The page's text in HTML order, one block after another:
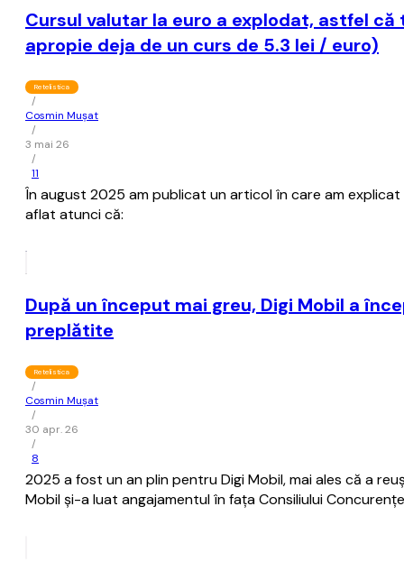
Cursul valutar la euro a explodat, astfel
apropie deja de un curs de 5.3 lei / euro)
Retelistica
/
Cosmin Mușat
/
3 mai 26
/
11
În august 2025 am publicat un articol în care am
aflat atunci că:
După un început mai greu, Digi Mobil a
preplătite
Retelistica
/
Cosmin Mușat
/
30 apr. 26
/
8
2025 a fost un an plin pentru Digi Mobil, mai ales că a
Mobil şi-a luat angajamentul în faţa Consiliului